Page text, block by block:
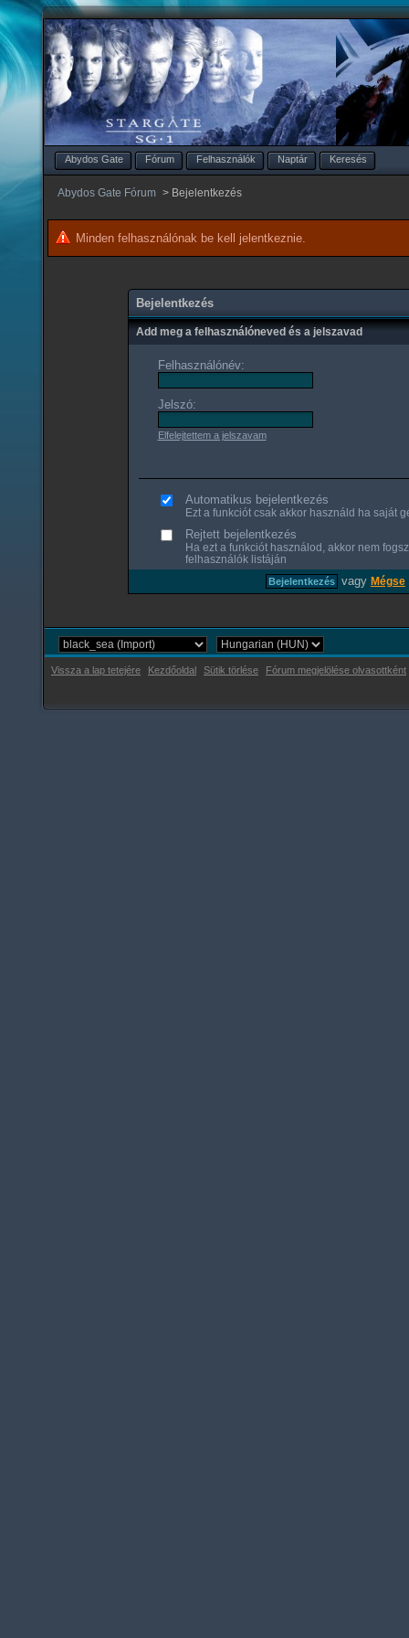
Abydos Gate Fórum Felhasználók Naptár Keresés
Abydos Gate Fórum > Bejelentkezés
Minden felhasználónak be kell jelentkeznie.
Bejelentkezés
Add meg a felhasználóneved és a jelszavad
Felhasználónév:
Jelszó:
Elfelejtettem a jelszavam
Automatikus bejelentkezés
Ezt a funkciót csak akkor használd ha saját
Rejtett bejelentkezés
Ha ezt a funkciót használod, akkor nem
felhasználók listáján
vagy Mégse
Vissza a lap tetejére Kezdőoldal Sütik törlése Fórum megjelölése olvasottként